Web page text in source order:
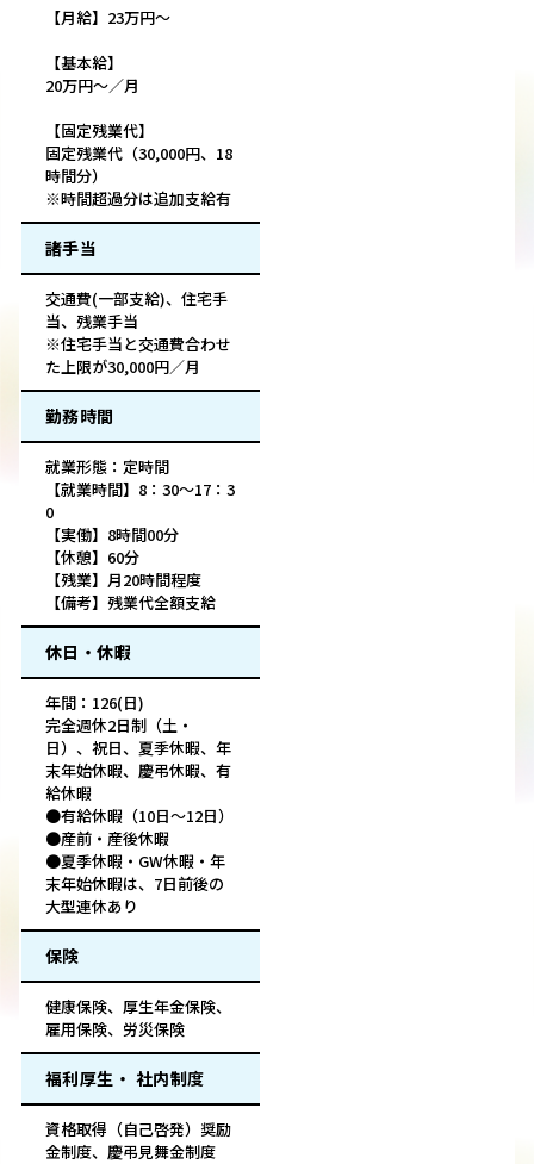
【月給】23万円～
【基本給】
20万円～／月
【固定残業代】
固定残業代（30,000円、18
時間分）
※時間超過分は追加支給有
諸手当
交通費(一部支給)、住宅手
当、残業手当
※住宅手当と交通費合わせ
た上限が30,000円／月
勤務時間
就業形態：定時間
【就業時間】8：30～17：3
0
【実働】8時間00分
【休憩】60分
【残業】月20時間程度
【備考】残業代全額支給
休日・休暇
年間：126(日)
完全週休2日制（土・
日）、祝日、夏季休暇、年
末年始休暇、慶弔休暇、有
給休暇
●有給休暇（10日～12日）
●産前・産後休暇
●夏季休暇・GW休暇・年
末年始休暇は、7日前後の
大型連休あり
保険
健康保険、厚生年金保険、
雇用保険、労災保険
福利厚生・ 社内制度
資格取得（自己啓発）奨励
金制度、慶弔見舞金制度